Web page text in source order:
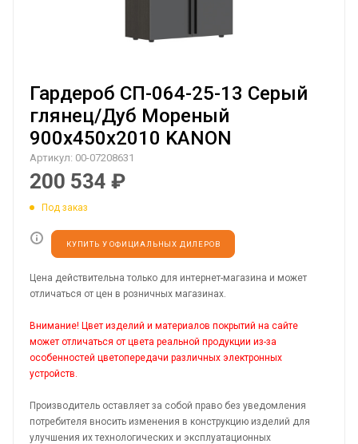
Гардероб СП-064-25-13 Серый
глянец/Дуб Мореный
900х450х2010 KANON
Артикул: 00-07208631
200 534 ₽
Под заказ
КУПИТЬ У ОФИЦИАЛЬНЫХ ДИЛЕРОВ
Цена действительна только для интернет-магазина и может
отличаться от цен в розничных магазинах.
Внимание! Цвет изделий и материалов покрытий на сайте
может отличаться от цвета реальной продукции из-за
особенностей цветопередачи различных электронных
устройств.
Производитель оставляет за собой право без уведомления
потребителя вносить изменения в конструкцию изделий для
улучшения их технологических и эксплуатационных